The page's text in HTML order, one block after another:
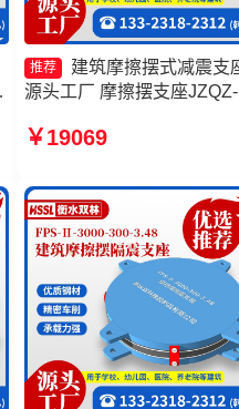
推荐
建筑摩擦摆式减震支
源头工厂 摩擦摆支座JZQZ-
震支座生产厂家 摩擦摆支
￥19069